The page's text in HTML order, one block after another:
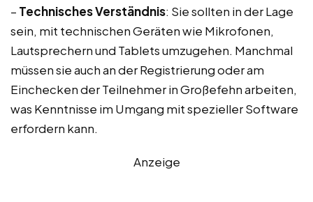
– Technisches Verständnis: Sie sollten in der Lage
sein, mit technischen Geräten wie Mikrofonen,
Lautsprechern und Tablets umzugehen. Manchmal
müssen sie auch an der Registrierung oder am
Einchecken der Teilnehmer in Großefehn arbeiten,
was Kenntnisse im Umgang mit spezieller Software
erfordern kann.
Anzeige